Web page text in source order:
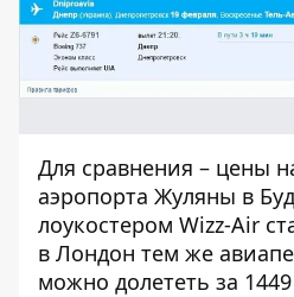
Для сравнения – цены
аэропорта Жуляны в
лоукостером Wizz-Air
в Лондон тем же
можно долететь за